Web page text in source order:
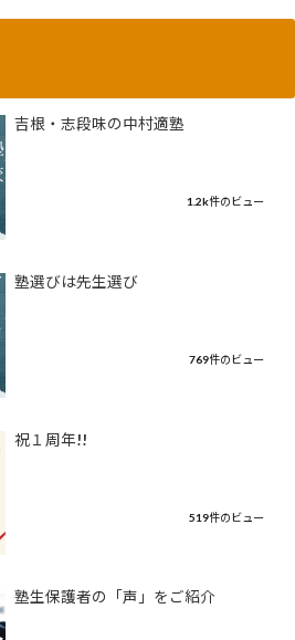
吉根・志段味の中村適塾
1.2k件のビュー
塾選びは先生選び
769件のビュー
祝１周年!!
519件のビュー
塾生保護者の「声」をご紹介